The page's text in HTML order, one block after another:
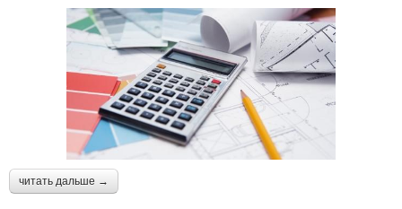
читать дальше →